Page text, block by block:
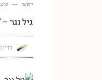
ראשי —
גיל נגר
רדיו